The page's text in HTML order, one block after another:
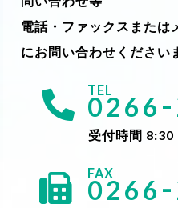
電話・ファックスまたは
にお問い合わせください
0266
受付時間 8:30
0266